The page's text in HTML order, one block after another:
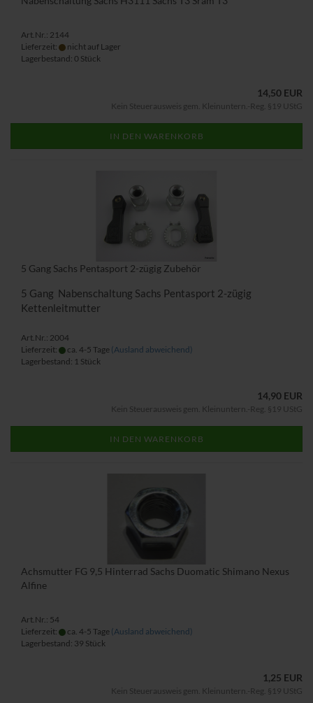
Art.Nr.: 2144
Lieferzeit:
nicht auf Lager
Lagerbestand: 0 Stück
14,50 EUR
Kein Steuerausweis gem. Kleinuntern.-Reg. §19 UStG
IN DEN WARENKORB
5 Gang Sachs Pentasport 2-zügig Zubehör
5 Gang Nabenschaltung Sachs Pentasport 2-zügig
Kettenleitmutter
Art.Nr.: 2004
Lieferzeit:
ca. 4-5 Tage (Ausland abweichend)
Lagerbestand: 1 Stück
14,90 EUR
Kein Steuerausweis gem. Kleinuntern.-Reg. §19 UStG
IN DEN WARENKORB
Achsmutter FG 9,5 Hinterrad Sachs Duomatic Shimano Nexus
Alfine
Art.Nr.: 54
Lieferzeit:
ca. 4-5 Tage (Ausland abweichend)
Lagerbestand: 39 Stück
1,25 EUR
Kein Steuerausweis gem. Kleinuntern.-Reg. §19 UStG